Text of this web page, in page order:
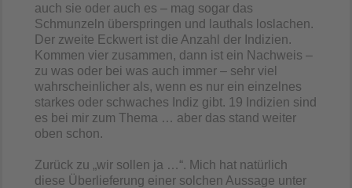
auch sie oder auch es – mag sogar das
Schmunzeln überspringen und lauthals loslachen.
Der zweite Eckwert ist die Anzahl der Indizien.
Kommen vier zusammen, dann ist ein Nachweis –
zu was oder bei was auch immer – sehr viel
wahrscheinlicher als, wenn es nur ein einzelnes
starkes oder schwaches Indiz gibt. 19 Indizien sind
es bei mir zum Thema … aber das stand weiter
oben schon.
Zurück zu „wir sollen ja …“. Mich hat natürlich
diese Überlieferung einer solchen Aussage unter